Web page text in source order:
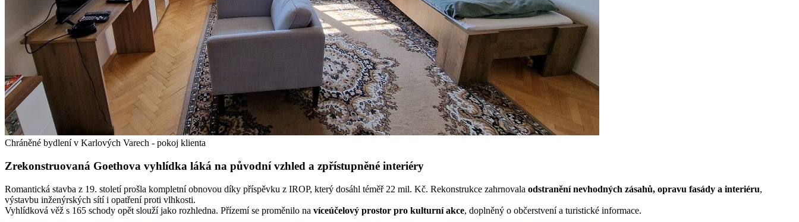
Chráněné bydlení v Karlových Varech - pokoj klienta
Zrekonstruovaná Goethova vyhlídka láká na původní vzhled a zpřístupněné interiéry
Romantická stavba z 19. století prošla kompletní obnovou díky příspěvku z IROP, který dosáhl téměř 22 mil. Kč. Rekonstrukce zahrnovala odstranění nevhodných zásahů, opravu fasády a interiéru,
výstavbu inženýrských sítí i opatření proti vlhkosti.
Vyhlídková věž s 165 schody opět slouží jako rozhledna. Přízemí se proměnilo na víceúčelový prostor pro kulturní akce, doplněný o občerstvení a turistické informace.